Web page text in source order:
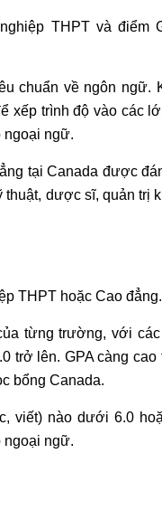
THPT và điểm
chuẩn về ngôn ngữ.
xếp trình độ vào các
ngoại ngữ.
tại Canada được
dược sĩ, quản trị
THPT hoặc Cao
từng trường, với
trở lên. GPA càng
bổng Canada.
viết) nào dưới 6.0
ngoại ngữ.